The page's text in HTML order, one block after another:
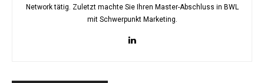
Network tätig. Zuletzt machte Sie Ihren Master-Abschluss in BWL
mit Schwerpunkt Marketing.